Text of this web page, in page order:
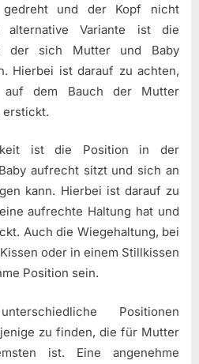
und der Kopf nicht
alternative Variante ist die
der sich Mutter und Baby
Hierbei ist darauf zu achten,
dem Bauch der Mutter
erstickt.
ist die Position in der
aufrecht sitzt und sich an
kann. Hierbei ist darauf zu
aufrechte Haltung hat und
Auch die Wiegehaltung, bei
oder in einem Stillkissen
Position sein.
Positionen
zu finden, die für Mutter
ist. Eine angenehme